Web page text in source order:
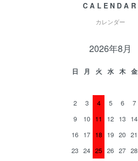
CALENDAR
カレンダー
2026年8月
日 月 火 水 木 金
2
3 4 5 6 7
9
10 11 12 13 14
16 17 18 19 20 21
23 24 25 26 27 28